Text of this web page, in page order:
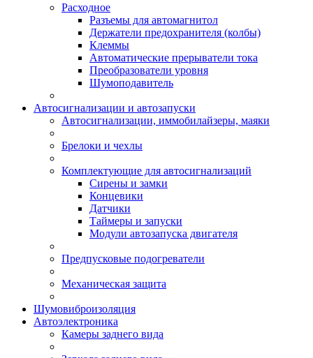
Расходное
Разъемы для автомагнитол
Держатели предохранителя (колбы)
Клеммы
Автоматические прерыватели тока
Преобразователи уровня
Шумоподавитель
Автосигнализации и автозапуски
Автосигнализации, иммобилайзеры, маяки
Брелоки и чехлы
Комплектующие для автосигнализаций
Сирены и замки
Концевики
Датчики
Таймеры и запуски
Модули автозапуска двигателя
Предпусковые подогреватели
Механическая защита
Шумовиброизоляция
Автоэлектроника
Камеры заднего вида